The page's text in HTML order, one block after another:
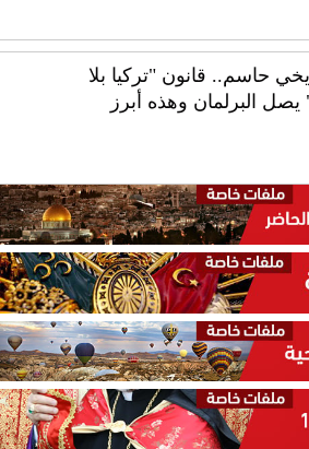
حاسم.. قانون "تركيا بلا
البرلمان وهذه أبرز